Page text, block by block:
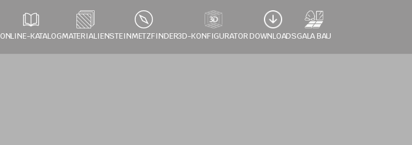
ONLINE-KATALOGMATERIALIENSTEINMETZFINDER3D-KONFIGURATOR DOWNLOADSGALA BAU